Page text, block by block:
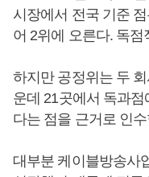
시장에서 전국 기준
어 2위에 오른다. 독
하지만 공정위는 두
운데 21곳에서 독과
다는 점을 근거로 인
대부분 케이블방송사